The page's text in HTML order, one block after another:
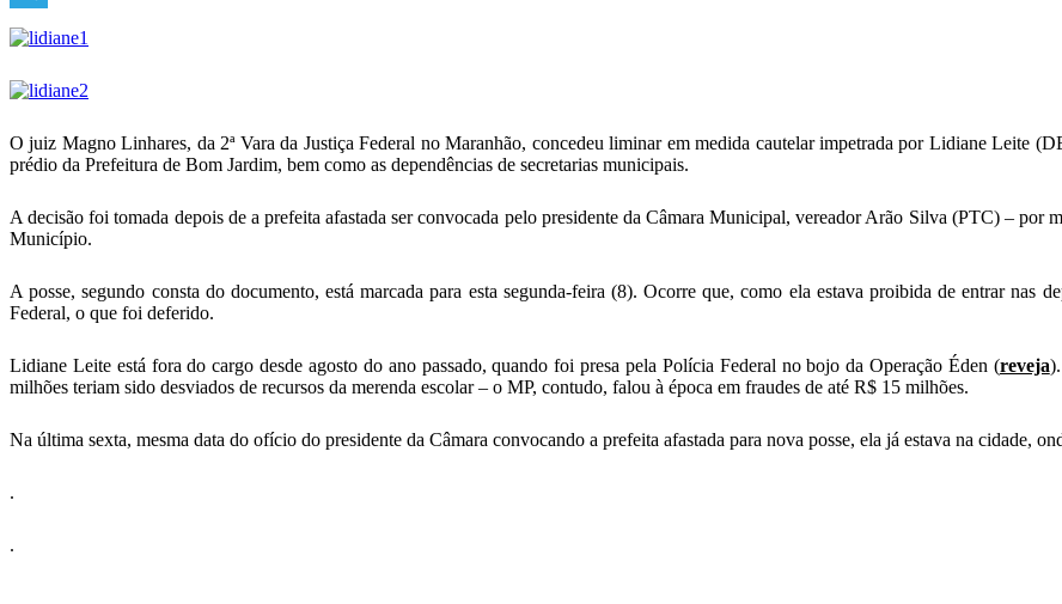
Telegram
O juiz Magno Linhares, da 2ª Vara da Justiça Federal no Maranhão, concedeu liminar em medida cautelar impetrada por Lidiane Leite
prédio da Prefeitura de Bom Jardim, bem como as dependências de secretarias municipais.
A decisão foi tomada depois de a prefeita afastada ser convocada pelo presidente da Câmara Municipal, vereador Arão Silva (PTC) – por
Município.
A posse, segundo consta do documento, está marcada para esta segunda-feira (8). Ocorre que, como ela estava proibida de entrar nas
Federal, o que foi deferido.
Lidiane Leite está fora do cargo desde agosto do ano passado, quando foi presa pela Polícia Federal no bojo da Operação Éden (reveja
milhões teriam sido desviados de recursos da merenda escolar – o MP, contudo, falou à época em fraudes de até R$ 15 milhões.
Na última sexta, mesma data do ofício do presidente da Câmara convocando a prefeita afastada para nova posse, ela já estava na cidade,
.
.